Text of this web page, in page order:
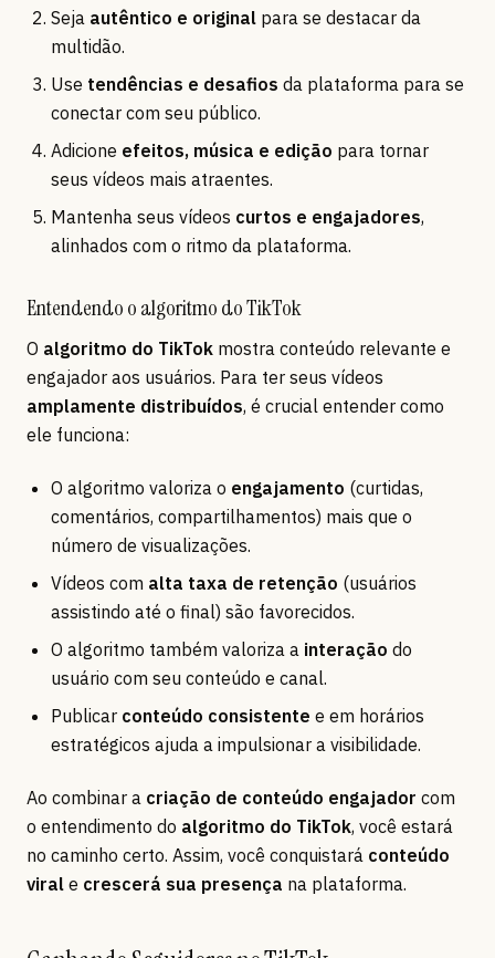
Seja autêntico e original para se destacar da
multidão.
Use tendências e desafios da plataforma para se
conectar com seu público.
Adicione efeitos, música e edição para tornar
seus vídeos mais atraentes.
Mantenha seus vídeos curtos e engajadores,
alinhados com o ritmo da plataforma.
Entendendo o algoritmo do TikTok
O algoritmo do TikTok mostra conteúdo relevante e
engajador aos usuários. Para ter seus vídeos
amplamente distribuídos, é crucial entender como
ele funciona:
O algoritmo valoriza o engajamento (curtidas,
comentários, compartilhamentos) mais que o
número de visualizações.
Vídeos com alta taxa de retenção (usuários
assistindo até o final) são favorecidos.
O algoritmo também valoriza a interação do
usuário com seu conteúdo e canal.
Publicar conteúdo consistente e em horários
estratégicos ajuda a impulsionar a visibilidade.
Ao combinar a criação de conteúdo engajador com
o entendimento do algoritmo do TikTok, você estará
no caminho certo. Assim, você conquistará conteúdo
viral e crescerá sua presença na plataforma.